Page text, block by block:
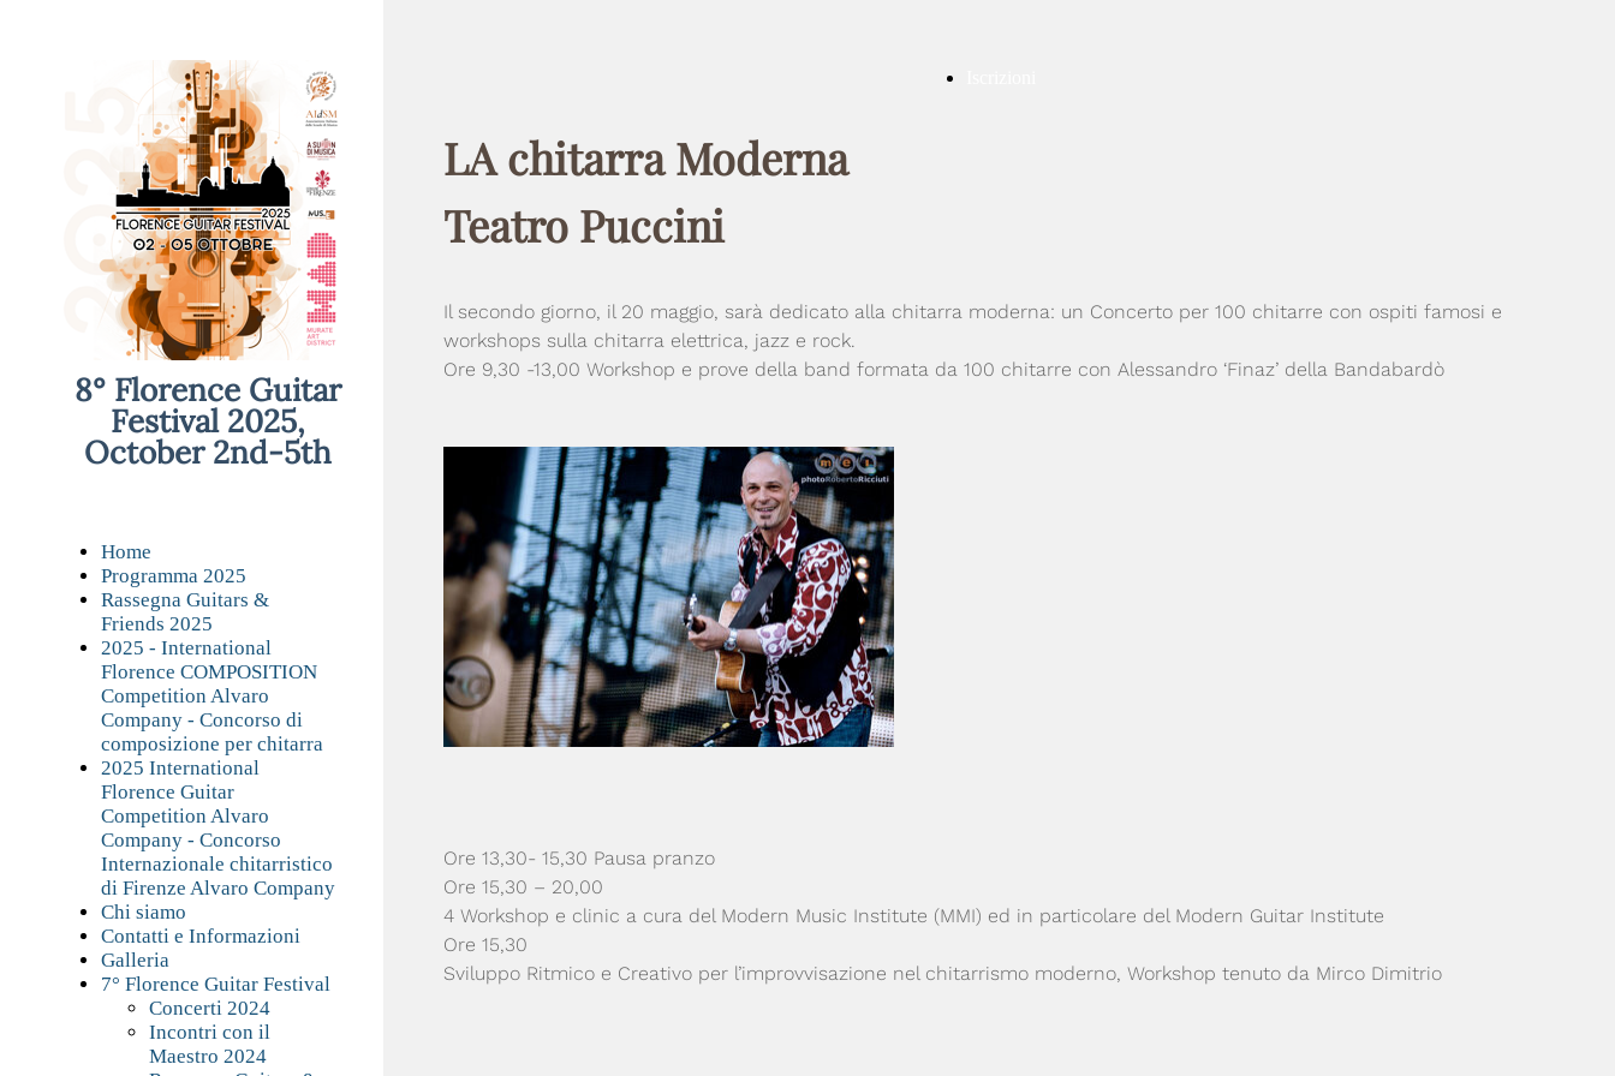
LA chitarra Moderna
Teatro Puccini
Il secondo giorno, il 20 maggio, sarà dedicato alla chitarra moderna: un Concerto per 100 chitarre con ospiti famosi e
workshops sulla chitarra elettrica, jazz e rock.
Ore 9,30 -13,00 Workshop e prove della band formata da 100 chitarre con Alessandro ‘Finaz’ della Bandabardò
8° Florence Guitar
Festival 2025,
October 2nd-5th
Home
Programma 2025
Rassegna Guitars &
Friends 2025
2025 - International
Florence COMPOSITION
Competition Alvaro
Company - Concorso di
composizione per chitarra
2025 International
Florence Guitar
Competition Alvaro
Company - Concorso
Internazionale chitarristico
di Firenze Alvaro Company
Chi siamo
Contatti e Informazioni
Galleria
7° Florence Guitar Festival
Concerti 2024
Incontri con il
Maestro 2024
Ore 13,30- 15,30 Pausa pranzo
Ore 15,30 – 20,00
4 Workshop e clinic a cura del Modern Music Institute (MMI) ed in particolare del Modern Guitar Institute
Ore 15,30
Sviluppo Ritmico e Creativo per l’improvvisazione nel chitarrismo moderno, Workshop tenuto da Mirco Dimitrio